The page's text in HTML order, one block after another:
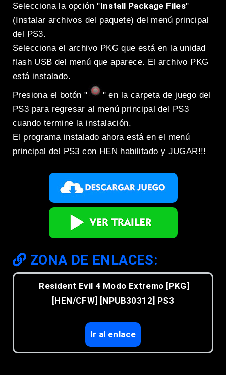
Selecciona la opción "Install Package Files"
(Instalar archivos del paquete) del menú principal
del PS3.
Selecciona el archivo PKG que está en la unidad
flash USB del menú que aparece. El archivo PKG
está instalado.
Presiona el botón "
" en la carpeta de juego del
PS3 para regresar al menú principal del PS3
cuando termine la instalación.
El programa instalado ahora está en el menú
principal del PS3 con HEN habilitado y JUGAR!!!
ZONA DE ENLACES:
Resident Evil 4 Modo Extremo [PKG]
[HEN/CFW] [NPUB30312] PS3
Ir al enlace